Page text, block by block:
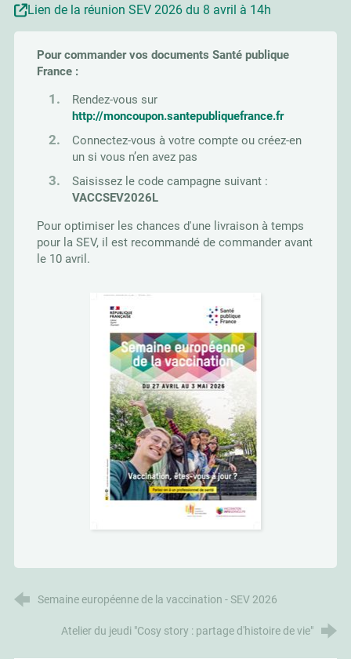
Lien de la réunion SEV 2026 du 8 avril à 14h
Pour commander vos documents Santé publique
France :
Rendez-vous sur
http://moncoupon.santepubliquefrance.fr
Connectez-vous à votre compte ou créez-en
un si vous n’en avez pas
Saisissez le code campagne suivant :
VACCSEV2026L
Pour optimiser les chances d'une livraison à temps
pour la SEV, il est recommandé de commander avant
le 10 avril.
Semaine européenne de la vaccination - SEV 2026
Atelier du jeudi "Cosy story : partage d'histoire de vie"